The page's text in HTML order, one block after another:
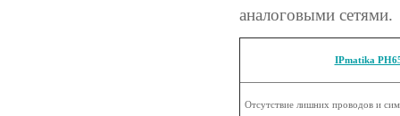
аналоговыми сетями.
IPmatika
Отсутствие лишних проводов и